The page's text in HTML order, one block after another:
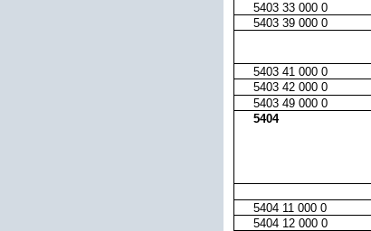
5403 33 000 0
5403 39 000 0
5403 41 000 0
5403 42 000 0
5403 49 000 0
5404
5404 11 000 0
5404 12 000 0